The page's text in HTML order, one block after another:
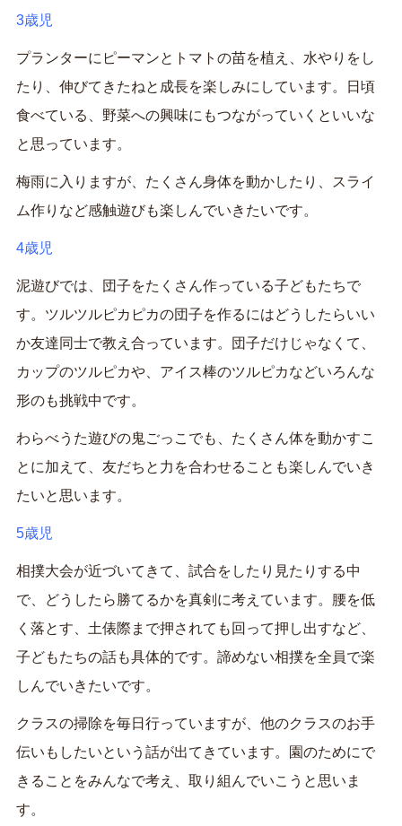
3歳児
プランターにピーマンとトマトの苗を植え、水やりをし
たり、伸びてきたねと成長を楽しみにしています。日頃
食べている、野菜への興味にもつながっていくといいな
と思っています。
梅雨に入りますが、たくさん身体を動かしたり、スライ
ム作りなど感触遊びも楽しんでいきたいです。
4歳児
泥遊びでは、団子をたくさん作っている子どもたちで
す。ツルツルピカピカの団子を作るにはどうしたらいい
か友達同士で教え合っています。団子だけじゃなくて、
カップのツルピカや、アイス棒のツルピカなどいろんな
形のも挑戦中です。
わらべうた遊びの鬼ごっこでも、たくさん体を動かすこ
とに加えて、友だちと力を合わせることも楽しんでいき
たいと思います。
5歳児
相撲大会が近づいてきて、試合をしたり見たりする中
で、どうしたら勝てるかを真剣に考えています。腰を低
く落とす、土俵際まで押されても回って押し出すなど、
子どもたちの話も具体的です。諦めない相撲を全員で楽
しんでいきたいです。
クラスの掃除を毎日行っていますが、他のクラスのお手
伝いもしたいという話が出てきています。園のためにで
きることをみんなで考え、取り組んでいこうと思いま
す。